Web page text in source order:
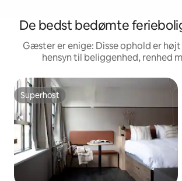
De bedst bedømte
Gæster er enige: Disse ophold er
hensyn til beliggenhed, renhed
Superhost
Superhost